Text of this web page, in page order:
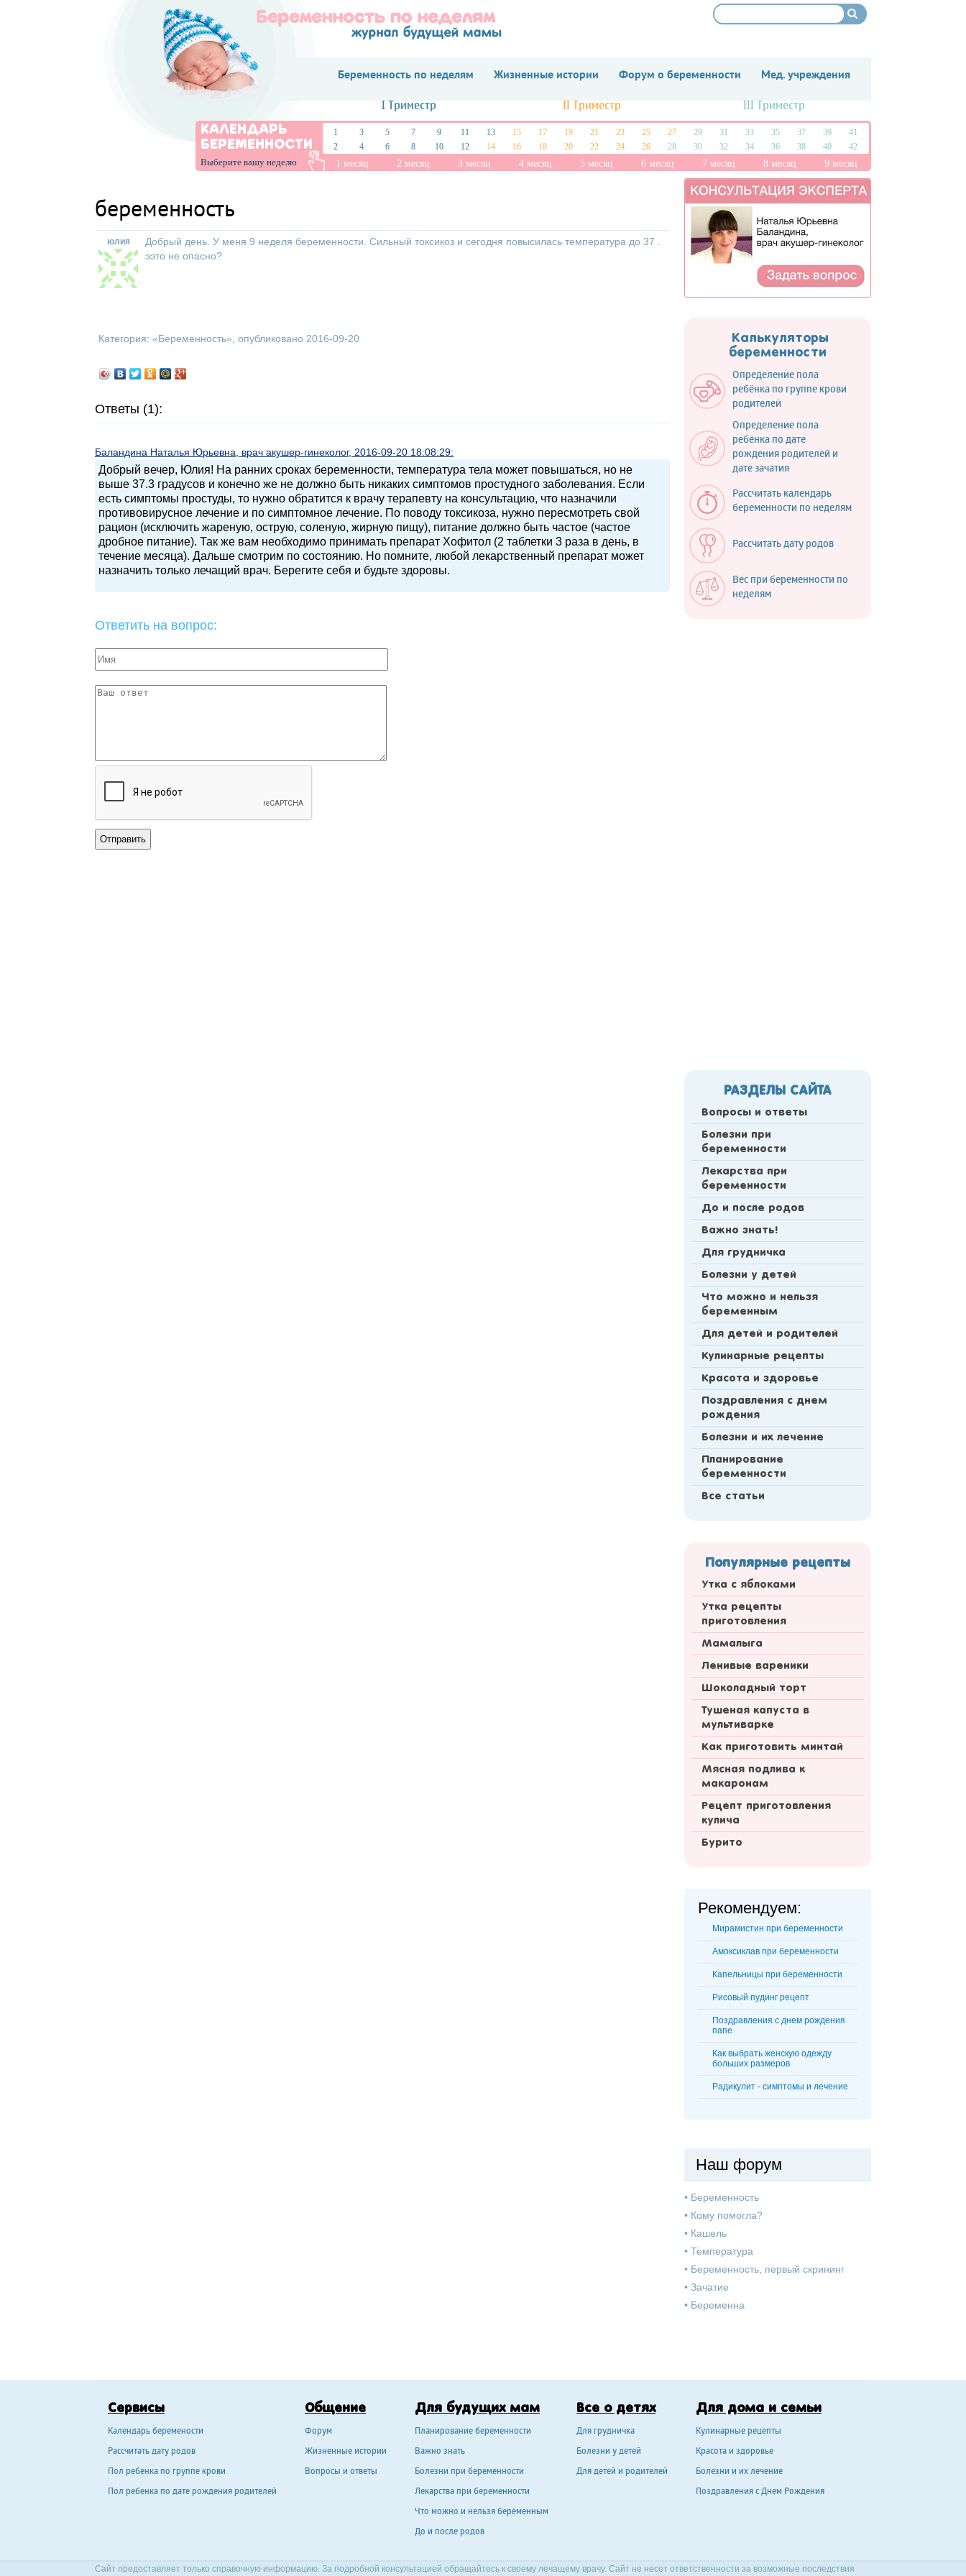
Беременность по неделям Жизненные истории Форум о беременности Мед. учреждения
I Триместр II Триместр III Триместр
КАЛЕНДАРЬ
БЕРЕМЕННОСТИ
Выберите вашу неделю
1 3 5 7 9 11 13 15 17 19 21 23 25 27 29 31 33 35 37 39
41
2
4 6 8 10 12 14 16 18 20 22 24 26 28 30 32 34 36 38 40 42
1 месяц 2 месяц 3 месяц 4 месяц 5 месяц 6 месяц 7 месяц 8 месяц 9 месяц
беременность
юлия
Добрый день. У меня 9 неделя беременности. Сильный токсикоз и сегодня повысилась температура до 37 .
ээто не опасно?
Категория: «Беременность», опубликовано 2016-09-20
Ответы (1):
Баландина Наталья Юрьевна, врач акушер-гинеколог, 2016-09-20 18:08:29:
Добрый вечер, Юлия! На ранних сроках беременности, температура тела может повышаться, но не
выше 37.3 градусов и конечно же не должно быть никаких симптомов простудного заболевания. Если
есть симптомы простуды, то нужно обратится к врачу терапевту на консультацию, что назначили
противовирусное лечение и по симптомное лечение. По поводу токсикоза, нужно пересмотреть свой
рацион (исключить жареную, острую, соленую, жирную пищу), питание должно быть частое (частое
дробное питание). Так же вам необходимо принимать препарат Хофитол (2 таблетки 3 раза в день, в
течение месяца). Дальше смотрим по состоянию. Но помните, любой лекарственный препарат может
назначить только лечащий врач. Берегите себя и будьте здоровы.
Ответить на вопрос:
Калькуляторы
беременности
Определение пола
ребёнка по группе крови
родителей
Определение пола
ребёнка по дате
рождения родителей и
дате зачатия
Рассчитать календарь
беременности по неделям
Рассчитать дату родов
Вес при беременности по
неделям
РАЗДЕЛЫ САЙТА
Вопросы и ответы
Болезни при
беременности
Лекарства при
беременности
До и после родов
Важно знать!
Для грудничка
Болезни у детей
Что можно и нельзя
беременным
Для детей и родителей
Кулинарные рецепты
Красота и здоровье
Поздравления с днем
рождения
Болезни и их лечение
Планирование
беременности
Все статьи
Популярные рецепты
Утка с яблоками
Утка рецепты
приготовления
Мамалыга
Ленивые вареники
Шоколадный торт
Тушеная капуста в
мультиварке
Как приготовить минтай
Мясная подлива к
макаронам
Рецепт приготовления
кулича
Бурито
Рекомендуем:
Мирамистин при беременности
Амоксиклав при беременности
Капельницы при беременности
Рисовый пудинг рецепт
Поздравления с днем рождения
папе
Как выбрать женскую одежду
больших размеров
Радикулит - симптомы и лечение
Наш форум
• Беременность
• Кому помогла?
• Кашель
• Температура
• Беременность, первый скрининг
• Зачатие
• Беременна
Сервисы
Календарь беремености
Рассчитать дату родов
Пол ребенка по группе крови
Пол ребенка по дате рождения родителей
Общение
Форум
Жизненные истории
Вопросы и ответы
Для будущих мам
Планирование беременности
Важно знать
Болезни при беременности
Лекарства при беременности
Что можно и нельзя беременным
До и после родов
Все о детях
Для грудничка
Болезни у детей
Для детей и родителей
Для дома и семьи
Кулинарные рецепты
Красота и здоровье
Болезни и их лечение
Поздравления с Днем Рождения
Сайт предоставляет только справочную информацию. За подробной консультацией обращайтесь к своему лечащему врачу. Сайт не несет ответственности за возможные последствия